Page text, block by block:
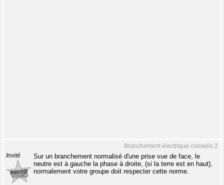
Branchement électrique conseils 2
Invité
Sur un branchement normalisé d'une prise vue de face, le
neutre est à gauche la phase à droite, (si la terre est en haut),
normalement votre groupe doit respecter cette norme.